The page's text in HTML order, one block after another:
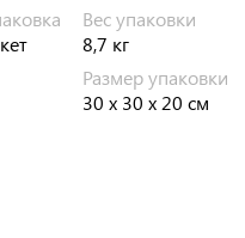
Вес упаковки
8,7 кг
Размер упаковки
30 х 30 х 20 см